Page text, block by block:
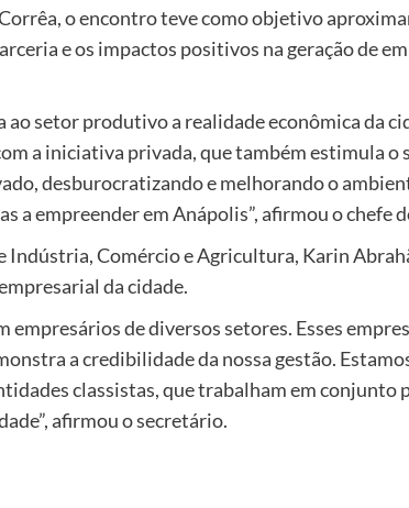
o encontro teve como objetivo
e os impactos positivos na geração de
ao setor produtivo a realidade econômica da
a iniciativa privada, que também estimula o
desburocratizando e melhorando o
a empreender em Anápolis”, afirmou o chefe
Indústria, Comércio e Agricultura, Karin
da cidade.
empresários de diversos setores. Esses
a credibilidade da nossa gestão.
classistas, que trabalham em conjunto
afirmou o secretário.